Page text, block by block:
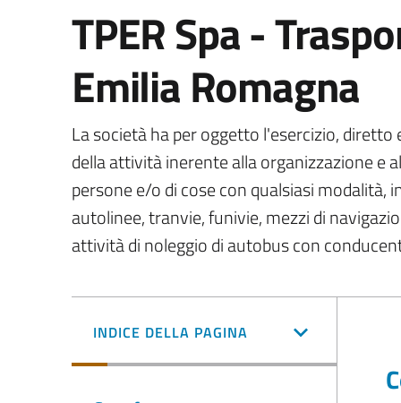
TPER Spa -
Emilia Romagna
La società ha per oggetto l'esercizio,
della attività inerente alla organizzazione e
persone e/o di cose con qualsiasi modalità,
autolinee, tranvie, funivie, mezzi di
attività di noleggio di autobus con
INDICE DELLA PAGINA